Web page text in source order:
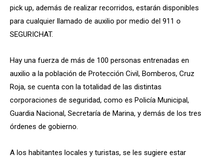
pick up, además de realizar recorridos, estarán disponibles
para cualquier llamado de auxilio por medio del 911 o
SEGURICHAT.
Hay una fuerza de más de 100 personas entrenadas en
auxilio a la población de Protección Civil, Bomberos, Cruz
Roja, se cuenta con la totalidad de las distintas
corporaciones de seguridad, como es Policía Municipal,
Guardia Nacional, Secretaría de Marina, y demás de los tres
órdenes de gobierno.
A los habitantes locales y turistas, se les sugiere estar